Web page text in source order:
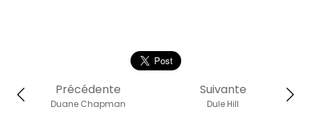
Suivante
Dule Hill
Précédente
Duane Chapman